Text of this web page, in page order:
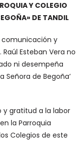
Y COLEGIO
DE TANDIL
comunicación y
Esteban Vera no
ni desempeña
Señora de Begoña’
y gratitud a la labor
la Parroquia
Colegios de este